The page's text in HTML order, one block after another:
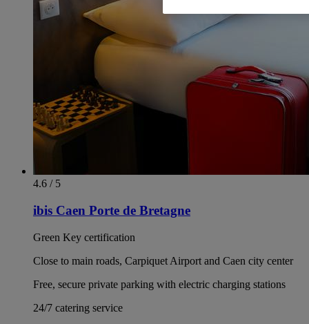
4.6 / 5
ibis Caen Porte de Bretagne
Green Key certification
Close to main roads, Carpiquet Airport and Caen city center
Free, secure private parking with electric charging stations
24/7 catering service